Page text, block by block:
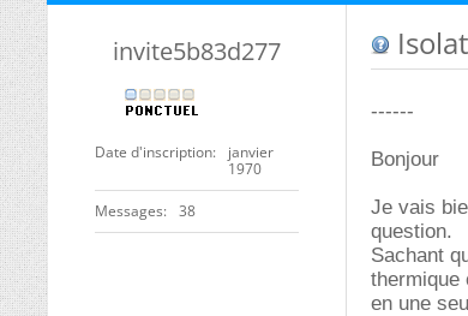
invite5b83d277
Date d'inscription
janvier
1970
Messages 38
------
Bonjour
Je vais
question.
Sachant
thermique
en une